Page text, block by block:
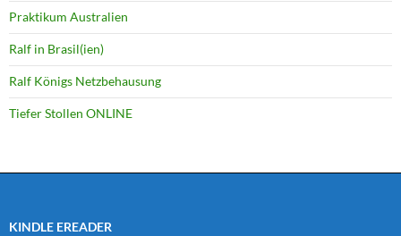
Praktikum Australien
Ralf in Brasil(ien)
Ralf Königs Netzbehausung
Tiefer Stollen ONLINE
KINDLE EREADER